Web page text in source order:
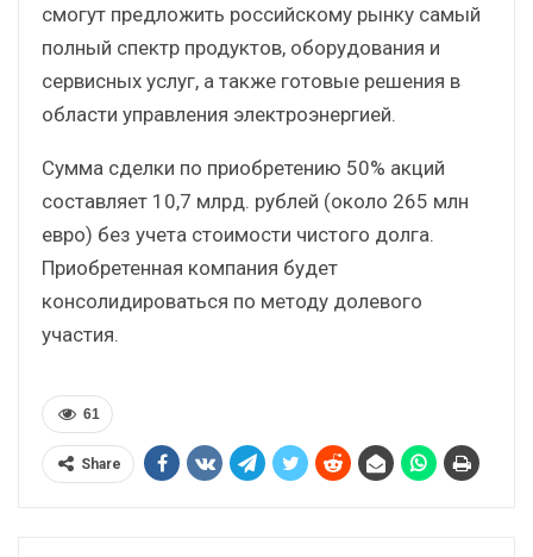
смогут предложить российскому рынку самый
полный спектр продуктов, оборудования и
сервисных услуг, а также готовые решения в
области управления электроэнергией.
Сумма сделки по приобретению 50% акций
составляет 10,7 млрд. рублей (около 265 млн
евро) без учета стоимости чистого долга.
Приобретенная компания будет
консолидироваться по методу долевого
участия.
61
Share